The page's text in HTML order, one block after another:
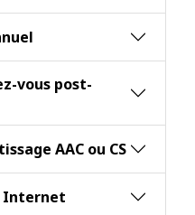
vous post-
AAC ou CS
Internet